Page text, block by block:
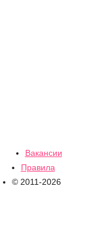
Вакансии
Правила
© 2011-2026